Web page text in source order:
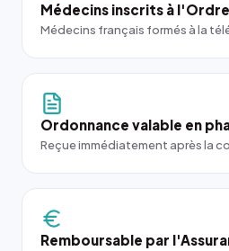
Médecins inscrits à l'Ordre
Médecins français formés à la
Ordonnance valable en
Reçue immédiatement après la
Remboursable par